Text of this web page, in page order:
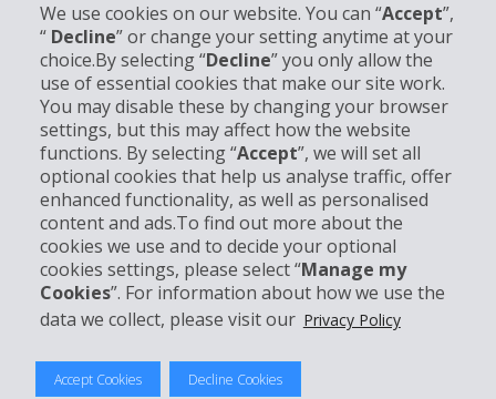
We use cookies on our website. You can “Accept”,
“ Decline” or change your setting anytime at your
choice.By selecting “Decline” you only allow the
use of essential cookies that make our site work.
You may disable these by changing your browser
settings, but this may affect how the website
functions. By selecting “Accept”, we will set all
optional cookies that help us analyse traffic, offer
enhanced functionality, as well as personalised
content and ads.To find out more about the
cookies we use and to decide your optional
cookies settings, please select “Manage my
Cookies”. For information about how we use the
data we collect, please visit our Privacy Policy
Accept Cookies Decline Cookies
Bedrijfsinformatie
Bedrijf
Klantenservice
Boek bij Hertz
© 2026 The Hertz System, Inc.
Privacybeleid | Gebruiksvoorwaarden |